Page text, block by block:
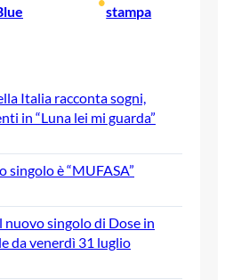
stampa
Italia racconta sogni,
in “Luna lei mi guarda”
singolo è “MUFASA”
nuovo singolo di Dose in
da venerdì 31 luglio